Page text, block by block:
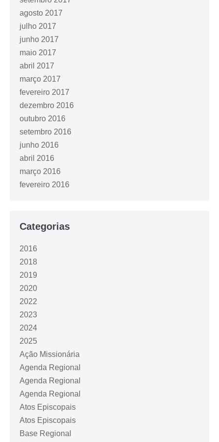
agosto 2017
julho 2017
junho 2017
maio 2017
abril 2017
março 2017
fevereiro 2017
dezembro 2016
outubro 2016
setembro 2016
junho 2016
abril 2016
março 2016
fevereiro 2016
Categorias
2016
2018
2019
2020
2022
2023
2024
2025
Ação Missionária
Agenda Regional
Agenda Regional
Agenda Regional
Atos Episcopais
Atos Episcopais
Base Regional